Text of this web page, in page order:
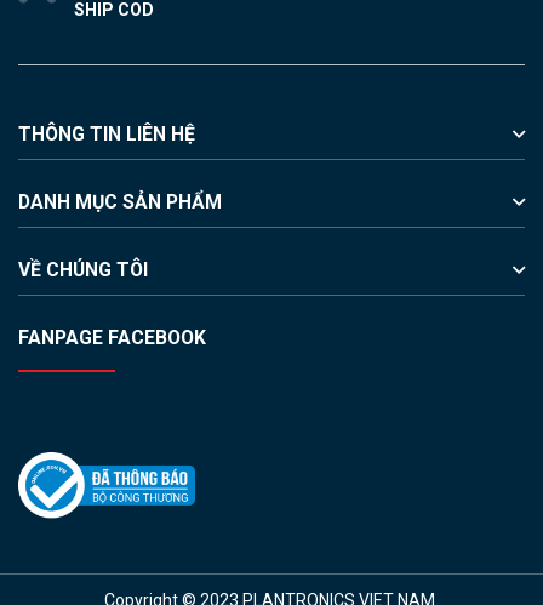
SHIP COD
THÔNG TIN LIÊN HỆ
DANH MỤC SẢN PHẨM
VỀ CHÚNG TÔI
FANPAGE FACEBOOK
Copyright © 2023 PLANTRONICS VIET NAM.